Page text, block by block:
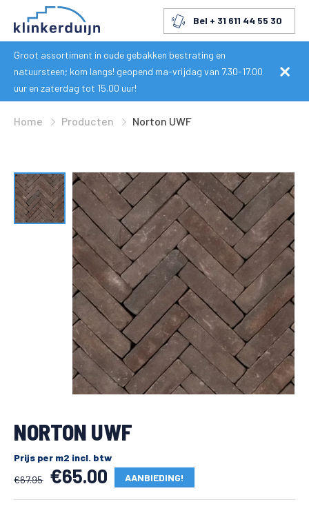
Bel + 31 611 44 55 30
Groot assortiment in oude gebakken bestrating en
natuursteen; kom langs! geopend ma-vrijdag van 7.30-17.00
uur en zaterdag tot 15.00 uur!
Home Producten Norton UWF
NORTON UWF
Prijs per m2 incl. btw
€67.95
Oorspronkelijke
€65.00
Huidige
AANBIEDING!